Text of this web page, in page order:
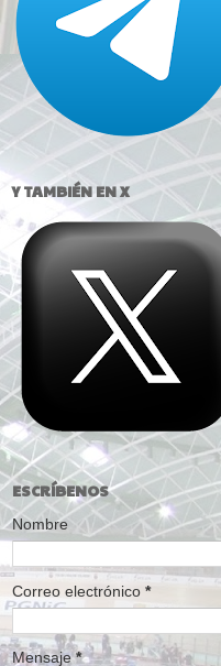
Y TAMBIÉN EN X
ESCRÍBENOS
Nombre
Correo electrónico *
Mensaje*